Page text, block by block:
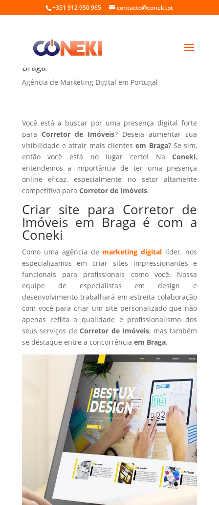
+351 912 950 965 contacto@coneki.pt
Criar site para Corretor de Imóveis em
Braga
Agência de Marketing Digital em Portugal
Você está a buscar por uma presença digital forte
paraCorretor de Imóveis? Deseja aumentar sua
visibilidade e atrair mais clientesem Braga? Se sim,
então você está no lugar certo! NaConeki,
entendemos a importância de ter uma presença
online eficaz, especialmente no setor altamente
competitivo para Corretor de Imóveis.
Criar site para Corretor de
Imóveis em Braga é com a
Coneki
Como uma agência de marketing digital líder, nos
especializamos em criar sites impressionantes e
funcionais para profissionais como você. Nossa
equipe de especialistas em design e
desenvolvimento trabalhará em estreita colaboração
com você para criar um site personalizado que não
apenas reflita a qualidade e profissionalismo dos
seus serviços deCorretor de Imóveis, mas também
se destaque entre a concorrência em Braga.